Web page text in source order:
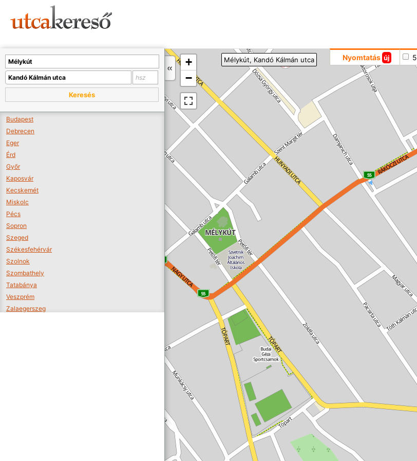
+
−
Nyomtatás új
Mélykút, Kandó Kálmán utca
Keresés
Budapest
Debrecen
Eger
Érd
Győr
Kaposvár
Kecskemét
Miskolc
Pécs
Sopron
Szeged
Székesfehérvár
Szolnok
Szombathely
Tatabánya
Veszprém
Zalaegerszeg
A térképet kicsinyíteni kell, hogy látszódjanak a boltok.
Boltok látszódjanak >>